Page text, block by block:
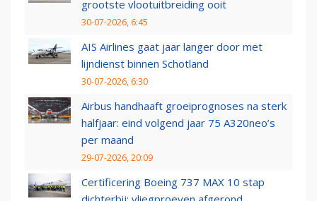
grootste vlootuitbreiding ooit
30-07-2026, 6:45
AIS Airlines gaat jaar langer door met
lijndienst binnen Schotland
30-07-2026, 6:30
Airbus handhaaft groeiprognoses na sterk
halfjaar: eind volgend jaar 75 A320neo’s
per maand
29-07-2026, 20:09
Certificering Boeing 737 MAX 10 stap